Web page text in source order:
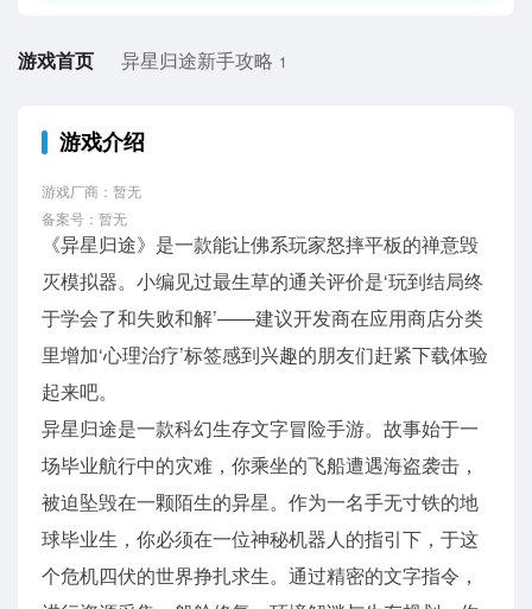
游戏首页 异星归途新手攻略 1
游戏介绍
游戏厂商：暂无
备案号：暂无
《异星归途》是一款能让佛系玩家怒摔平板的禅意毁
灭模拟器。小编见过最生草的通关评价是‘玩到结局终
于学会了和失败和解’——建议开发商在应用商店分类
里增加‘心理治疗’标签感到兴趣的朋友们赶紧下载体验
起来吧。
异星归途是一款科幻生存文字冒险手游。故事始于一
场毕业航行中的灾难，你乘坐的飞船遭遇海盗袭击，
被迫坠毁在一颗陌生的异星。作为一名手无寸铁的地
球毕业生，你必须在一位神秘机器人的指引下，于这
个危机四伏的世界挣扎求生。通过精密的文字指令，